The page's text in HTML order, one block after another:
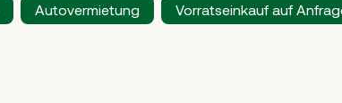
Autovermietung Vorratseinkauf auf